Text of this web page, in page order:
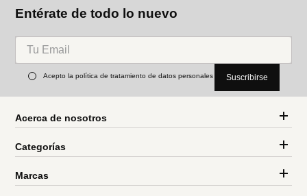
Entérate de todo lo nuevo
Acepto la política de tratamiento de datos personales Suscribirse
Acerca de nosotros
Categorías
Marcas